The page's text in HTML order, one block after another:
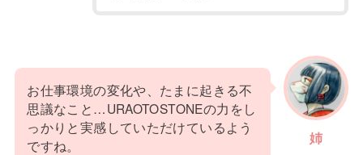
姉
お仕事環境の変化や、たまに起きる不
思議なこと…URAOTOSTONEの力をし
っかりと実感していただけているよう
ですね。